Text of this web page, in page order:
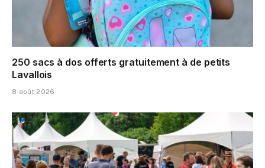
250 sacs à dos offerts gratuitement à de petits
Lavallois
8 août 2026